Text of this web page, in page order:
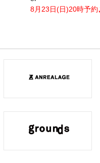
8月23日(日)20時予約